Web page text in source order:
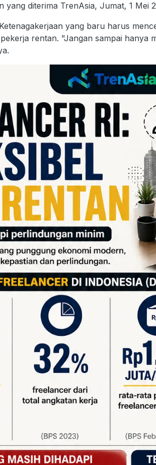
yang diterima TrenAsia, Jumat, 1 Mei
yang baru harus
rentan. "Jangan sampai hanya